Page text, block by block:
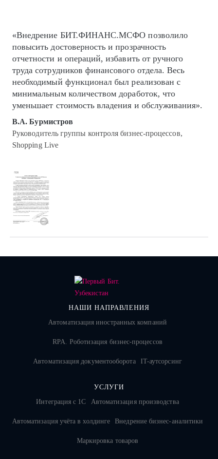
«Внедрение БИТ.ФИНАНС.МСФО позволило
повысить достоверность и прозрачность
отчетности и операций, избавить от ручного
труда сотрудников финансового отдела. Весь
необходимый функционал был реализован с
минимальным количеством доработок, что
уменьшает стоимость владения и обслуживания».
В.А. Бурмистров
Руководитель группы контроля бизнес-процессов,
Shopping Live
НАШИ НАПРАВЛЕНИЯ
Автоматизация иностранных компаний
RPA. Роботизация бизнес-процессов
Автоматизация документооборота IT-аутсорсинг
УСЛУГИ
Интеграция с 1С
Автоматизация производства
Автоматизация учёта в холдинге Внедрение бизнес-аналитики
Маркировка товаров